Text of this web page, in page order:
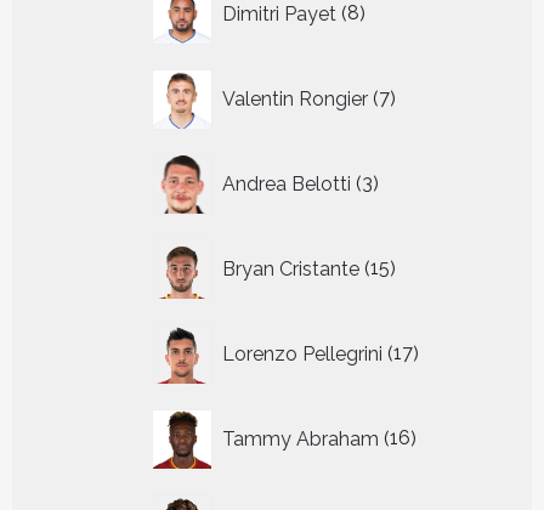
Dimitri Payet 8
producten
Valentin Rongier 7
producten
Andrea Belotti 3
producten
Bryan Cristante 15
producten
Lorenzo Pellegrini 17
producten
Tammy Abraham 16
producten